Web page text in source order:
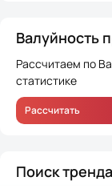
Валуйность
Рассчитаем по
статистике
Рассчитать
Поиск тренда